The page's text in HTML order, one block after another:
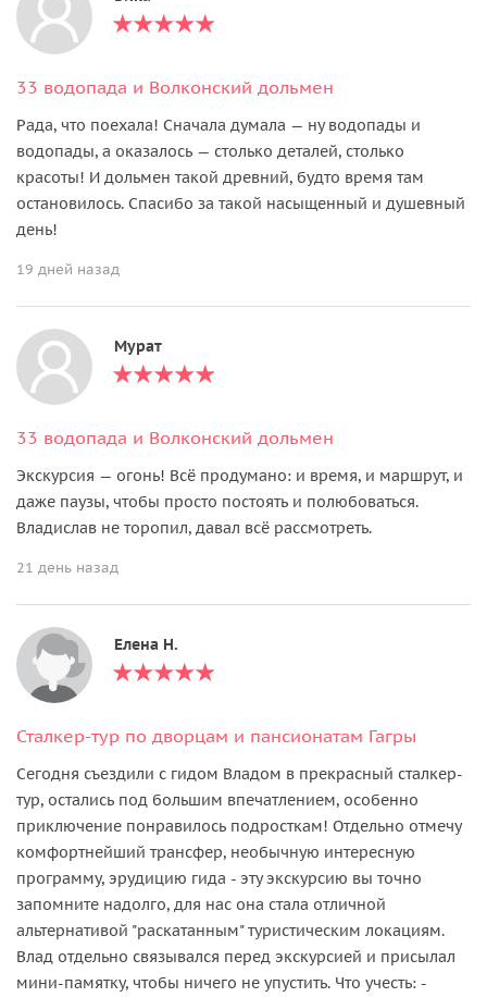
33 водопада и Волконский дольмен
Рада, что поехала! Сначала думала — ну водопады и
водопады, а оказалось — столько деталей, столько
красоты! И дольмен такой древний, будто время там
остановилось. Спасибо за такой насыщенный и душевный
день!
19 дней назад
Мурат
33 водопада и Волконский дольмен
Экскурсия — огонь! Всё продумано: и время, и маршрут, и
даже паузы, чтобы просто постоять и полюбоваться.
Владислав не торопил, давал всё рассмотреть.
21 день назад
Елена Н.
Сталкер-тур по дворцам и пансионатам Гагры
Сегодня съездили с гидом Владом в прекрасный сталкер-
тур, остались под большим впечатлением, особенно
приключение понравилось подросткам! Отдельно отмечу
комфортнейший трансфер, необычную интересную
программу, эрудицию гида - эту экскурсию вы точно
запомните надолго, для нас она стала отличной
альтернативой "раскатанным" туристическим локациям.
Влад отдельно связывался перед экскурсией и присылал
мини-памятку, чтобы ничего не упустить. Что учесть: -